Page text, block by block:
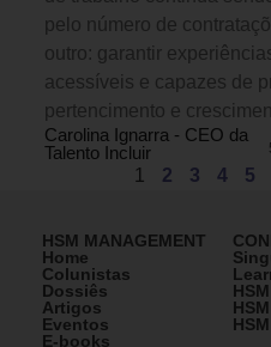
pelo número de
outro: garantir
acessíveis e capazes de
pertencimento e
Carolina Ignarra - CEO da
Talento Incluir
1 2 3 4 5
HSM MANAGEMENT
Home
Colunistas
Dossiês
Artigos
Eventos
E-books